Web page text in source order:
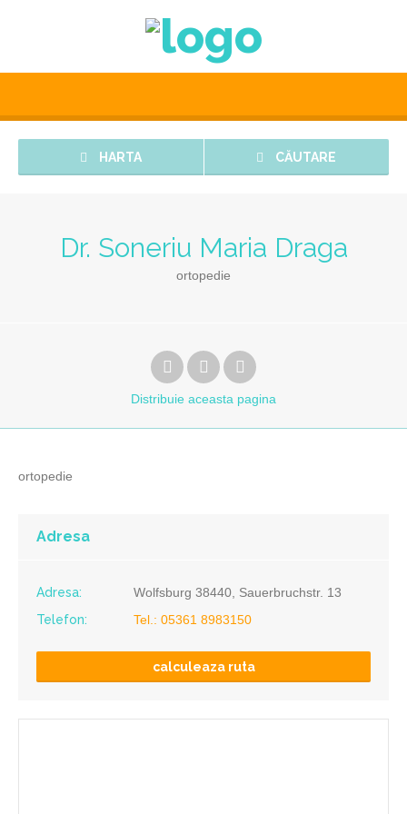
HARTA CĂUTARE
Dr. Soneriu Maria Draga
ortopedie
Distribuie aceasta pagina
ortopedie
Adresa
Adresa:
Wolfsburg 38440, Sauerbruchstr. 13
Telefon:
Tel.: 05361 8983150
calculeaza ruta